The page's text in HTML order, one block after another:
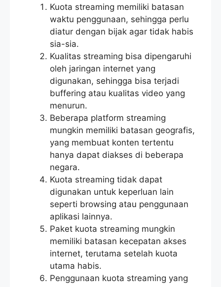
Kuota streaming memiliki batasan
waktu penggunaan, sehingga perlu
diatur dengan bijak agar tidak habis
sia-sia.
Kualitas streaming bisa dipengaruhi
oleh jaringan internet yang
digunakan, sehingga bisa terjadi
buffering atau kualitas video yang
menurun.
Beberapa platform streaming
mungkin memiliki batasan geografis,
yang membuat konten tertentu
hanya dapat diakses di beberapa
negara.
Kuota streaming tidak dapat
digunakan untuk keperluan lain
seperti browsing atau penggunaan
aplikasi lainnya.
Paket kuota streaming mungkin
memiliki batasan kecepatan akses
internet, terutama setelah kuota
utama habis.
Penggunaan kuota streaming yang